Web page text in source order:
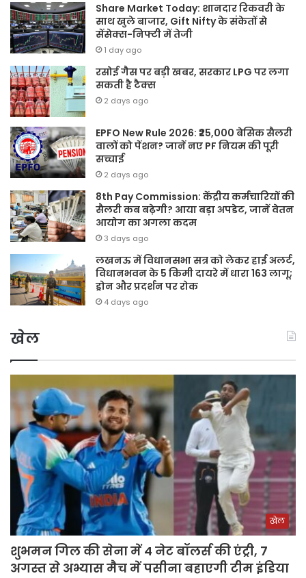
Share Market Today: शानदार रिकवरी के
साथ खुले बाजार, Gift Nifty के संकेतों से
सेंसेक्स-निफ्टी में तेजी
1 day ago
रसोई गैस पर बड़ी खबर, सरकार LPG पर लगा
सकती है टैक्स
2 days ago
EPFO New Rule 2026: ₹25,000 बेसिक सैलरी
वालों को पेंशन? जानें नए PF नियम की पूरी
सच्चाई
2 days ago
8th Pay Commission: केंद्रीय कर्मचारियों की
सैलरी कब बढ़ेगी? आया बड़ा अपडेट, जानें वेतन
आयोग का अगला कदम
3 days ago
लखनऊ में विधानसभा सत्र को लेकर हाई अलर्ट,
विधानभवन के 5 किमी दायरे में धारा 163 लागू;
ड्रोन और प्रदर्शन पर रोक
4 days ago
खेल
खेल
शुभमन गिल की सेना में 4 नेट बॉलर्स की एंट्री, 7
अगस्त से अभ्यास मैच में पसीना बहाएगी टीम इंडिया